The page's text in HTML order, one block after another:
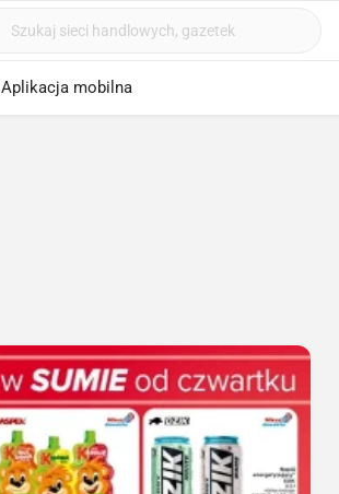
Aplikacja mobilna